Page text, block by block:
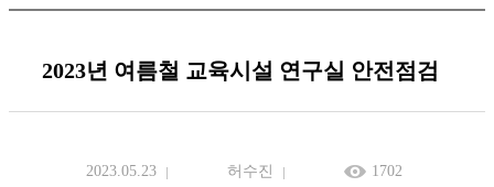
2023년 여름철 교육시설 연구실 안전점검
2023.05.23 허수진 1702